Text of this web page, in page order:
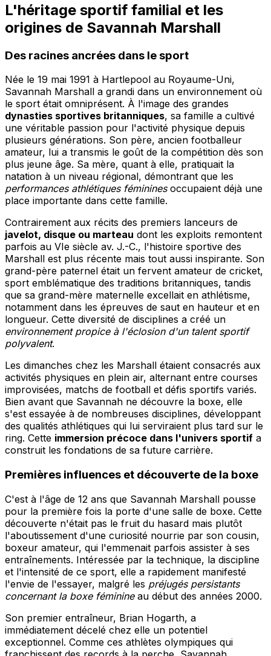
L'héritage sportif familial et les
origines de Savannah Marshall
Des racines ancrées dans le sport
Née le 19 mai 1991 à Hartlepool au Royaume-Uni,
Savannah Marshall a grandi dans un environnement où
le sport était omniprésent. À l'image des grandes
dynasties sportives britanniques, sa famille a cultivé
une véritable passion pour l'activité physique depuis
plusieurs générations. Son père, ancien footballeur
amateur, lui a transmis le goût de la compétition dès son
plus jeune âge. Sa mère, quant à elle, pratiquait la
natation à un niveau régional, démontrant que les
performances athlétiques fémininesoccupaient déjà une
place importante dans cette famille.
Contrairement aux récits des premiers lanceurs de
javelot, disque ou marteau dont les exploits remontent
parfois au VIe siècle av. J.-C., l'histoire sportive des
Marshall est plus récente mais tout aussi inspirante. Son
grand-père paternel était un fervent amateur de cricket,
sport emblématique des traditions britanniques, tandis
que sa grand-mère maternelle excellait en athlétisme,
notamment dans les épreuves de saut en hauteur et en
longueur. Cette diversité de disciplines a créé un
environnement propice à l'éclosion d'un talent sportif
polyvalent.
Les dimanches chez les Marshall étaient consacrés aux
activités physiques en plein air, alternant entre courses
improvisées, matchs de football et défis sportifs variés.
Bien avant que Savannah ne découvre la boxe, elle
s'est essayée à de nombreuses disciplines, développant
des qualités athlétiques qui lui serviraient plus tard sur le
ring. Cette immersion précoce dans l'univers sportif a
construit les fondations de sa future carrière.
Premières influences et découverte de la boxe
C'est à l'âge de 12 ans que Savannah Marshall pousse
pour la première fois la porte d'une salle de boxe. Cette
découverte n'était pas le fruit du hasard mais plutôt
l'aboutissement d'une curiosité nourrie par son cousin,
boxeur amateur, qui l'emmenait parfois assister à ses
entraînements. Intéressée par la technique, la discipline
et l'intensité de ce sport, elle a rapidement manifesté
l'envie de l'essayer, malgré les préjugés persistants
concernant la boxe féminineau début des années 2000.
Son premier entraîneur, Brian Hogarth, a
immédiatement décelé chez elle un potentiel
exceptionnel. Comme ces athlètes olympiques qui